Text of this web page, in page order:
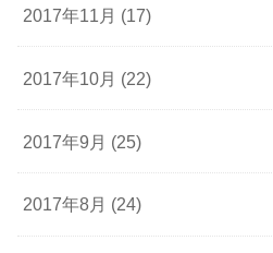
2017年11月 (17)
2017年10月 (22)
2017年9月 (25)
2017年8月 (24)